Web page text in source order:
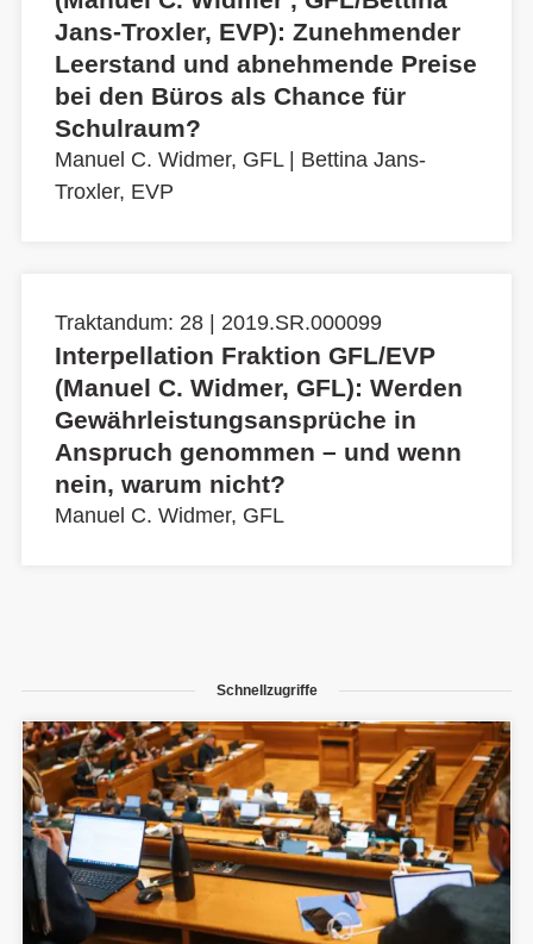
Jans-Troxler, EVP): Zunehmender
Leerstand und abnehmende Preise
bei den Büros als Chance für
Schulraum?
Manuel C. Widmer, GFL| Bettina Jans-
Troxler, EVP
Traktandum: 28 | 2019.SR.000099
Interpellation Fraktion GFL/EVP
(Manuel C. Widmer, GFL): Werden
Gewährleistungsansprüche in
Anspruch genommen – und wenn
nein, warum nicht?
Manuel C. Widmer, GFL
Schnellzugriffe